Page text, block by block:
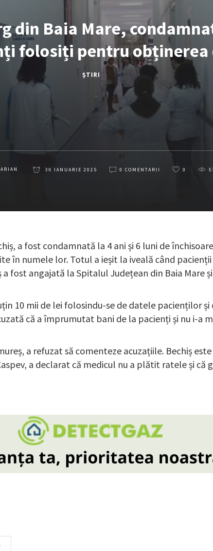
din Baia Mare,
folosiți pentru obținerea
ȘTIRI
30 IANUARIE 2025 0 COMENTARII 0
a fost condamnată la 4 ani și 6 luni de
în numele lor. Totul a ieșit la iveală când
fost angajată la Spitalul Județean din Baia Mare
10 mii de lei folosindu-se de datele pacienților
că a împrumutat bani de la pacienți și nu i-a
a refuzat să comenteze acuzațiile. Bechiș
a declarat că medicul nu a plătit ratele și că